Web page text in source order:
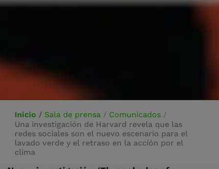
Inicio / Sala de prensa / Comunicados /
Una investigación de Harvard revela que las
redes sociales son el nuevo escenario para el
lavado verde y el retraso en la acción por el
clima